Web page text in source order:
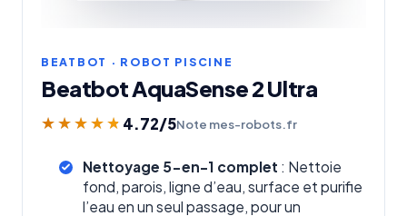
BEATBOT · ROBOT PISCINE
Beatbot AquaSense 2 Ultra
★★★★★
★★★★★ 4.72/5Note mes-robots.fr
Nettoyage 5-en-1 complet : Nettoie
fond, parois, ligne d’eau, surface et purifie
l’eau en un seul passage, pour un